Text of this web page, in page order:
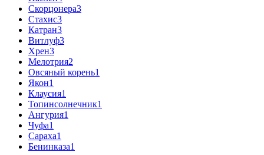
Скорцонера3
Стахис3
Катран3
Витлуф3
Хрен3
Мелотрия2
Овсяный корень1
Якон1
Клаусия1
Топинсолнечник1
Ангурия1
Чуфа1
Сараха1
Бенинказа1